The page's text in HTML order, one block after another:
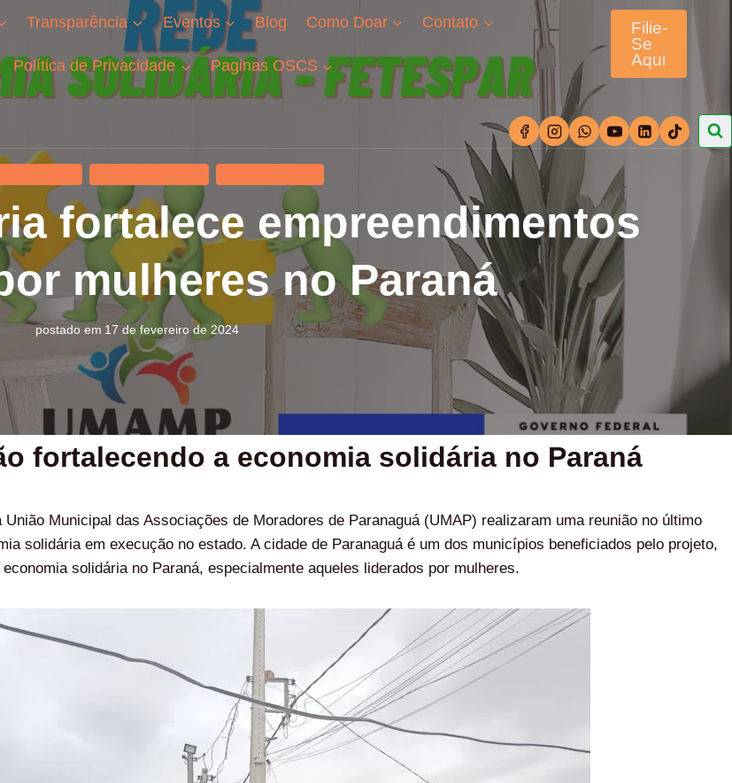
Transparência Eventos Blog Como Doar Contato
Política de Privacidade Paginas OSCS
Filie-
Se
Aqui
fortalece empreendimentos
mulheres no Paraná
postado em 17 de fevereiro de 2024
fortalecendo a economia solidária no Paraná
Municipal das Associações de Moradores de Paranaguá (UMAP) realizaram uma reunião no último
solidária em execução no estado. A cidade de Paranaguá é um dos municípios beneficiados pelo projeto,
solidária no Paraná, especialmente aqueles liderados por mulheres.